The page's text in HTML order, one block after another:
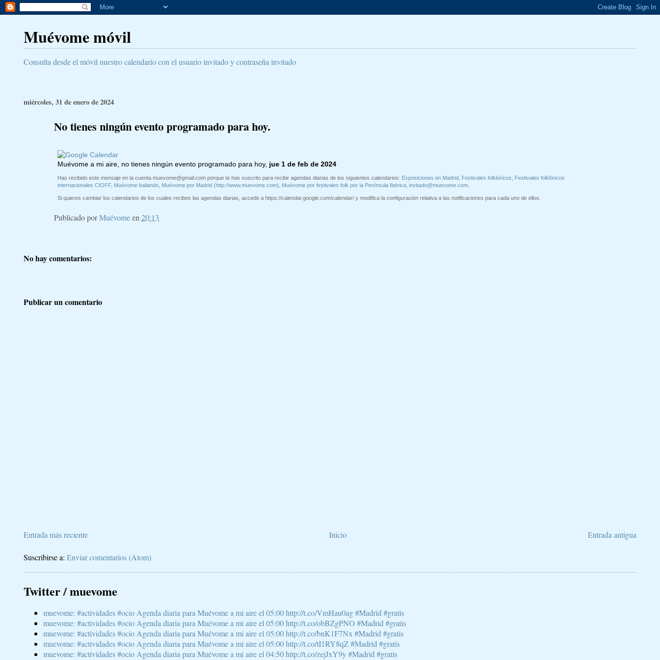
Muévome móvil
Consulta desde el móvil nuestro calendario con el usuario invitado y contraseña invitado
miércoles, 31 de enero de 2024
No tienes ningún evento programado para hoy.
Muévome a mi aire, no tienes ningún evento programado para hoy, jue 1 de feb de 2024
Has recibido este mensaje en la cuentamuevome@gmail.com porque te has suscrito para recibir agendas diarias de los siguientes calendarios: Exposiciones en Madrid Festivales folklóricos
Festivales folklóricos
internacionales CIOFF, Muévome bailando Muévome por Madrid (http://www.muevome.com) Muévome por festivales folk por la Península Ibérica ,invitado@muevome.com
Si quieres cambiar los calendarios de los cuales recibes las agendas diarias, accede a https://calendar.google.com/calendar/ y modifica la configuración relativa a las notificaciones para cada uno de ellos.
Publicado porMuévome en20:13
No hay comentarios:
Publicar un comentario
Entrada más reciente Entrada antigua
Inicio
Suscribirse a: Enviar comentarios (Atom)
Twitter / muevome
muevome: #actividades #ocio Agenda diaria para Muévome a mi aire el 05:00 http://t.co/VmHau0ag #Madrid #gratis
muevome: #actividades #ocio Agenda diaria para Muévome a mi aire el 05:00 http://t.co/obBZgPNO #Madrid #gratis
muevome: #actividades #ocio Agenda diaria para Muévome a mi aire el 05:00 http://t.co/bnK1F7Nx #Madrid #gratis
muevome: #actividades #ocio Agenda diaria para Muévome a mi aire el 05:00 http://t.co/tI1RY8qZ #Madrid #gratis
muevome: #actividades #ocio Agenda diaria para Muévome a mi aire el 04:50 http://t.co/zejJxY9y #Madrid #gratis